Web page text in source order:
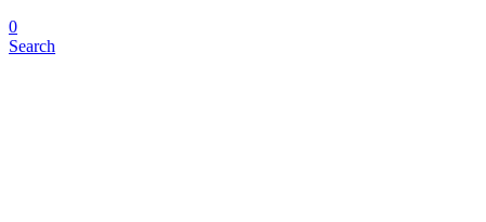
0
Search